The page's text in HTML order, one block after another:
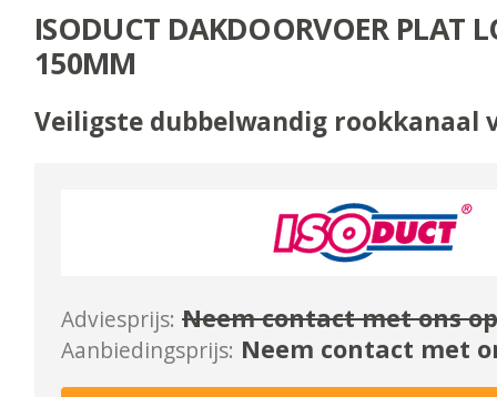
ISODUCT DAKDOORVOER PLAT
150MM
Veiligste dubbelwandig rookkanaal
Adviesprijs: Neem contact met ons
Aanbiedingsprijs: Neem contact met